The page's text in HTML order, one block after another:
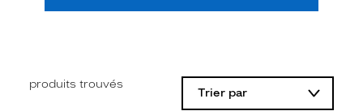
produits trouvés
Trier par